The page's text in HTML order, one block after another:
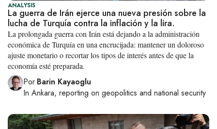
ANALYSIS
La guerra de Irán ejerce una nueva presión sobre la
lucha de Turquía contra la inflación y la lira.
La prolongada guerra con Irán está dejando a la administración
económica de Turquía en una encrucijada: mantener un doloroso
ajuste monetario o recortar los tipos de interés antes de que la
economía esté preparada.
Por Barin Kayaoglu
In Ankara, reporting on geopolitics and national security